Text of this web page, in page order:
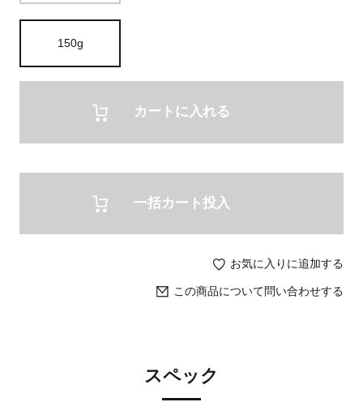
150g
カートに入れる
一括カート投入
お気に入りに追加する
この商品について問い合わせする
スペック